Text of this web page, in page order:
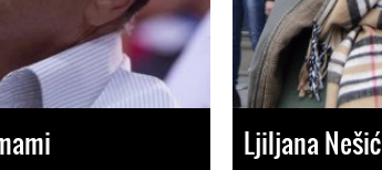
Ljiljana Nešić